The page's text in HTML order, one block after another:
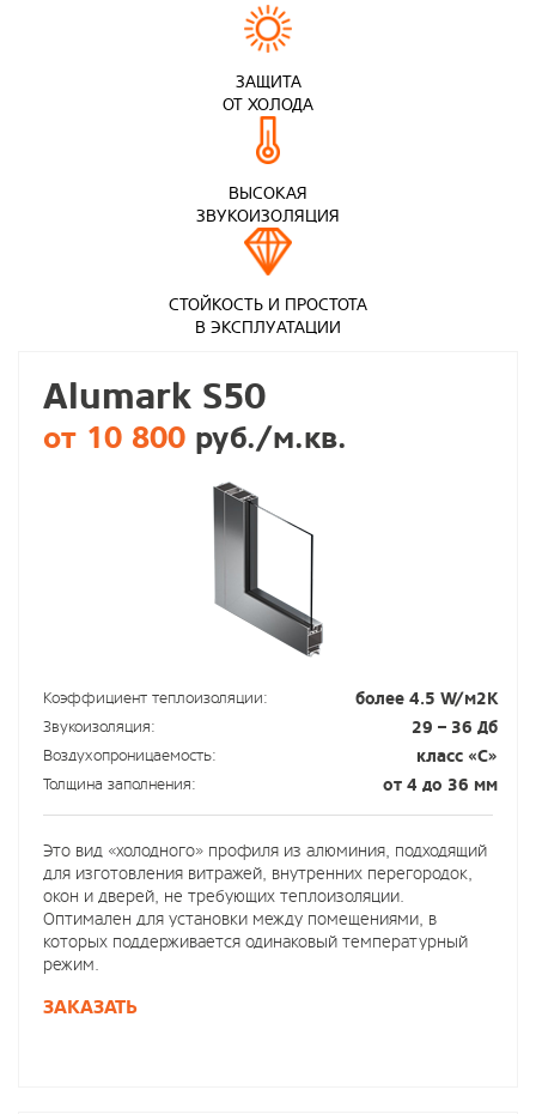
ЗАЩИТА
ОТ ХОЛОДА
ВЫСОКАЯ
ЗВУКОИЗОЛЯЦИЯ
СТОЙКОСТЬ И ПРОСТОТА
В ЭКСПЛУАТАЦИИ
Alumark S50
от 10 800 руб./м.кв.
Коэффициент теплоизоляции: более 4.5 W/м2К
Звукоизоляция: 29 – 36 Дб
Воздухопроницаемость: класс «С»
Толщина заполнения: от 4 до 36 мм
Это вид «холодного» профиля из алюминия, подходящий
для изготовления витражей, внутренних перегородок,
окон и дверей, не требующих теплоизоляции.
Оптимален для установки между помещениями, в
которых поддерживается одинаковый температурный
режим.
ЗАКАЗАТЬ